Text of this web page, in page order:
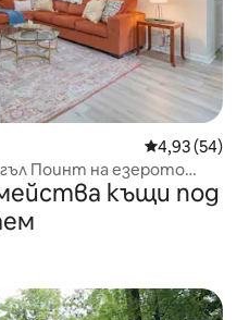
Средна
4,93 (54)
Поинт на езерото
къщи под